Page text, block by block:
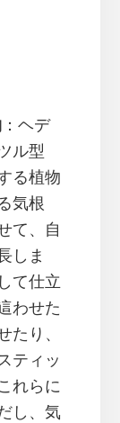
：ヘデ
ル型
る植物
気根
て、自
しま
て仕立
わせた
たり、
ティッ
れらに
し、気